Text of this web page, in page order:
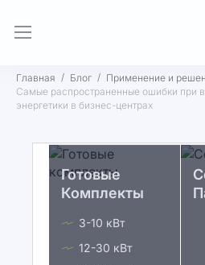
Главная Блог
Применение и
Самые распространенные ошибки при
энергетики в бизнес-центрах
Готовые
Комплекты
3-10 кВт
12-30 кВт